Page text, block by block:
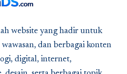
website yang hadir untuk
dan berbagai konten
digital, internet,